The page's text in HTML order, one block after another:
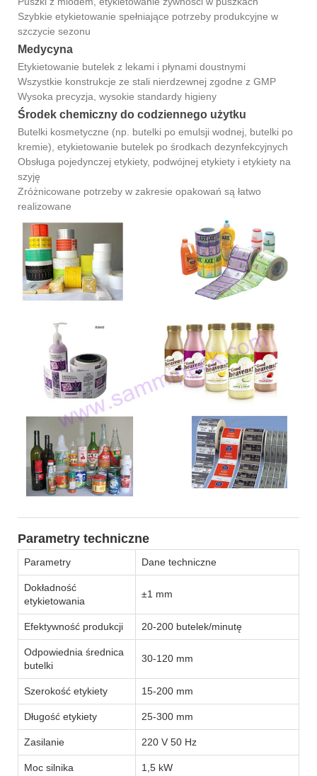
Szybkie etykietowanie spełniające potrzeby produkcyjne w
szczycie sezonu
Medycyna
Etykietowanie butelek z lekami i płynami doustnymi
Wszystkie konstrukcje ze stali nierdzewnej zgodne z GMP
Wysoka precyzja, wysokie standardy higieny
Środek chemiczny do codziennego użytku
Butelki kosmetyczne (np. butelki po emulsji wodnej, butelki po
kremie), etykietowanie butelek po środkach dezynfekcyjnych
Obsługa pojedynczej etykiety, podwójnej etykiety i etykiety na
szyję
Zróżnicowane potrzeby w zakresie opakowań są łatwo
realizowane
Parametry techniczne
Parametry Dane techniczne
Dokładność
etykietowania
±1 mm
Efektywność produkcji 20-200 butelek/minutę
Odpowiednia średnica
butelki
30-120 mm
Szerokość etykiety 15-200 mm
Długość etykiety 25-300 mm
Zasilanie 220 V 50 Hz
Moc silnika 1,5 kW